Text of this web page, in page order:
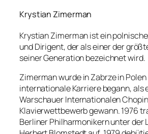
Krystian Zimerman
Krystian Zimerman ist ein
und Dirigent, der als einer der
seiner Generation bezeichnet wird.
Zimerman wurde in Zabrze in
internationale Karriere begann, als
Warschauer Internationalen
Klavierwettbewerb gewann. 1976
Berliner Philharmonikern unter der